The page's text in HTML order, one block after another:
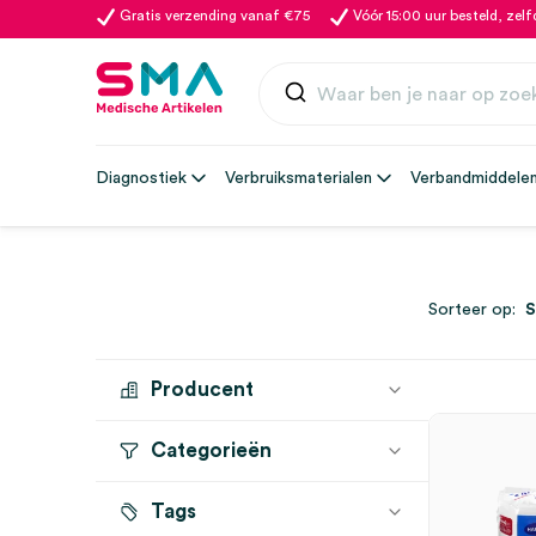
Gratis verzending vanaf €75 Vóór 15:00 uur besteld,
Diagnostiek Verbruiksmaterialen Verbandmiddelen
Producent
HARTMANN (47)
Categorieën
Incontinentie
Tags
Sorteer op: